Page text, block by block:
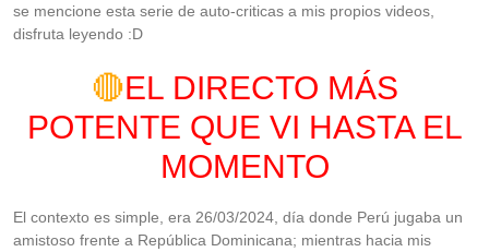
se mencione esta serie de auto-criticas a mis propios videos,
disfruta leyendo :D
🔴EL DIRECTO MÁS
POTENTE QUE VI HASTA EL
MOMENTO
El contexto es simple, era 26/03/2024, día donde Perú jugaba un
amistoso frente a República Dominicana; mientras hacia mis